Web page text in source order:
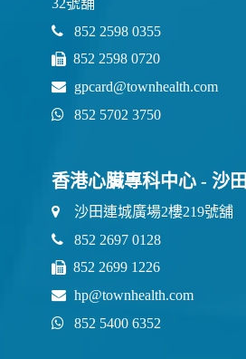
852 2598 0355
852 2598 0720
gpcard@townhealth.com
852 5702 3750
香港心臟專科中心 - 沙田
沙田連城廣場2樓219號舖
852 2697 0128
852 2699 1226
hp@townhealth.com
852 5400 6352